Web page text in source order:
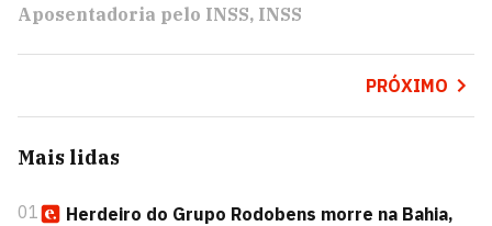
Aposentadoria pelo INSS INSS
PRÓXIMO
Mais lidas
01
Herdeiro do Grupo Rodobens morre na Bahia,